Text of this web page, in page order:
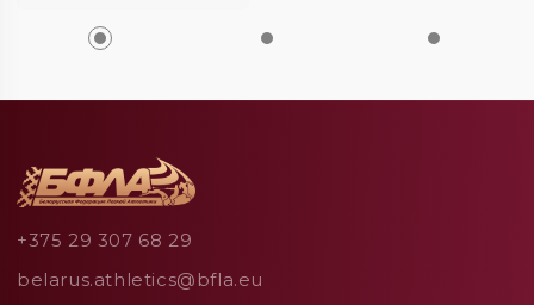
+375 29 307 68 29
belarus.athletics@bfla.eu